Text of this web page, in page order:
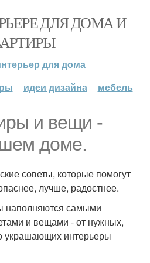
ДЛЯ ДОМА И
для дома
идеи дизайна мебель
и вещи -
доме.
советы, которые помогут
лучше, радостнее.
наполняются самыми
и вещами - от нужных,
украшающих интерьеры